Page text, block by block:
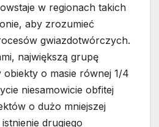
w regionach takich
aby zrozumieć
gwiazdotwórczych.
największą grupę
obiekty o masie równej 1/4
niesamowicie obfitej
o dużo mniejszej
drugiego